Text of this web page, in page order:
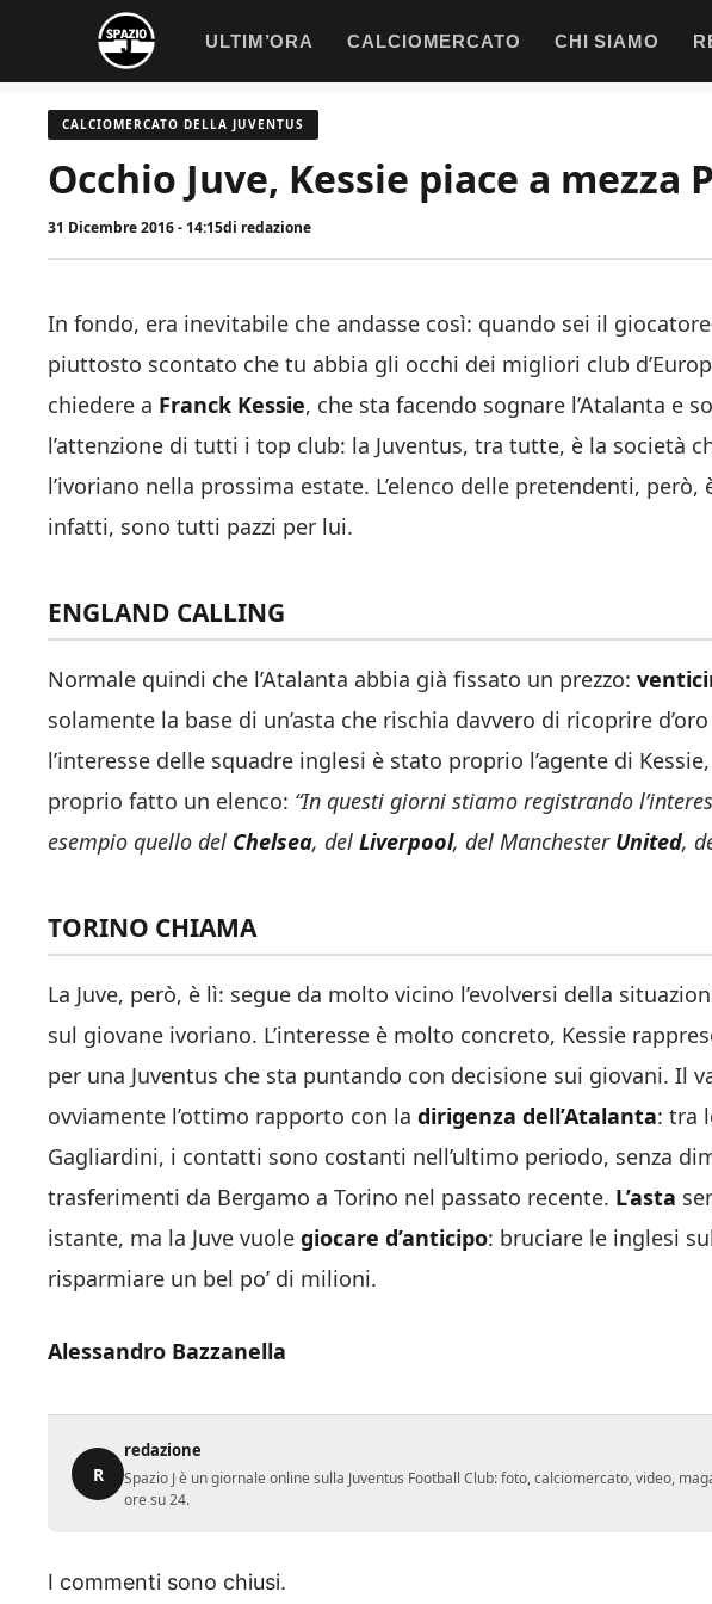
contenuto
ULTIM’ORA CALCIOMERCATO CHI SIAMO
CALCIOMERCATO DELLA JUVENTUS
Occhio Juve, Kessie piace a mezza
31 Dicembre 2016 - 14:15di redazione
In fondo, era inevitabile che andasse così: quando sei il
piuttosto scontato che tu abbia gli occhi dei migliori club
chiedere a Franck Kessie, che sta facendo sognare l’Atalanta e
l’attenzione di tutti i top club: la Juventus, tra tutte, è la società
l’ivoriano nella prossima estate. L’elenco delle pretendenti, però,
infatti, sono tutti pazzi per lui.
ENGLAND CALLING
Normale quindi che l’Atalanta abbia già fissato un prezzo:
solamente la base di un’asta che rischia davvero di ricoprire
l’interesse delle squadre inglesi è stato proprio l’agente di Kessie,
proprio fatto un elenco: “In questi giorni stiamo registrando
esempio quello del Chelsea, del Liverpool, del Manchester United,
TORINO CHIAMA
La Juve, però, è lì: segue da molto vicino l’evolversi della
sul giovane ivoriano. L’interesse è molto concreto, Kessie
per una Juventus che sta puntando con decisione sui giovani. Il
ovviamente l’ottimo rapporto con la dirigenza dell’Atalanta: tra
Gagliardini, i contatti sono costanti nell’ultimo periodo, senza
trasferimenti da Bergamo a Torino nel passato recente. L’asta
istante, ma la Juve vuole giocare d’anticipo: bruciare le inglesi
risparmiare un bel po’ di milioni.
Alessandro Bazzanella
R
redazione
Spazio J è un giornale online sulla Juventus Football Club: foto, calciomercato, video,
ore su 24.
I commenti sono chiusi.